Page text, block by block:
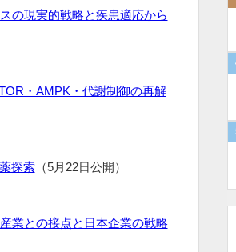
の現実的戦略と疾患適応から
・AMPK・代謝制御の再解
探索（5月22日公開）
業との接点と日本企業の戦略